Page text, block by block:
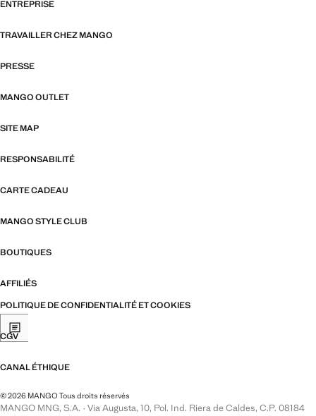
ENTREPRISE
TRAVAILLER CHEZ MANGO
PRESSE
MANGO OUTLET
SITE MAP
RESPONSABILITÉ
CARTE CADEAU
MANGO STYLE CLUB
BOUTIQUES
AFFILIÉS
POLITIQUE DE CONFIDENTIALITÉ ET COOKIES
CGV
CANAL ÉTHIQUE
© 2026 MANGO Tous droits réservés
MANGO MNG, S.A. · Via Augusta, 10, Pol. Ind. Riera de Caldes, C.P. 08184